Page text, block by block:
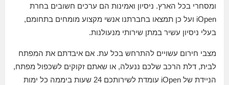
ומסחרי בכל הארץ. ניסיון ואמינות הם ערכים חשובים בחרת
iOpen ועל כן תמצאו בחברתנו אנשי מקצוע מומחים בתחומם,
בעלי ניסיון עשיר במתן שירותי מנעולנות.
מצבי חירום עשויים להתרחש בכל עת. אם איבדתם את המפתח
לבית, דלת הרכב שלכם ננעלה, או שאתם זקוקים לשכפול מפתח,
הניידת של iOpen עומדת לשירותכם 24 שעות ביממה כל ימות